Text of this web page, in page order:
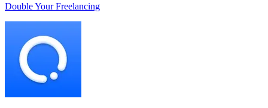
Double Your Freelancing